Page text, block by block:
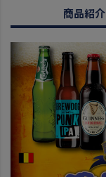
商品紹介